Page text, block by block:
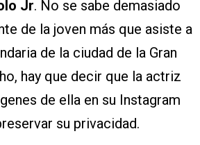
Jr. No se sabe demasiado
de la joven más que asiste a
de la ciudad de la Gran
hay que decir que la actriz
de ella en su Instagram
su privacidad.